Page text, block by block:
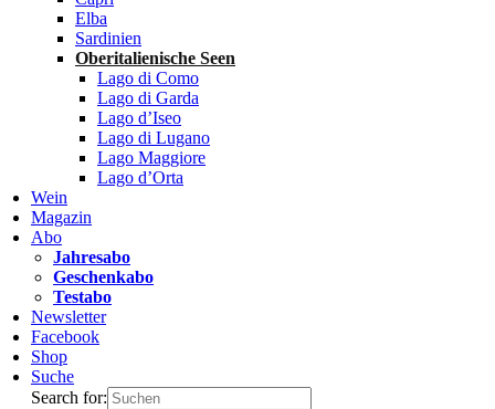
Elba
Sardinien
Oberitalienische Seen
Lago di Como
Lago di Garda
Lago d’Iseo
Lago di Lugano
Lago Maggiore
Lago d’Orta
Wein
Magazin
Abo
Jahresabo
Geschenkabo
Testabo
Newsletter
Facebook
Shop
Suche
Search for: